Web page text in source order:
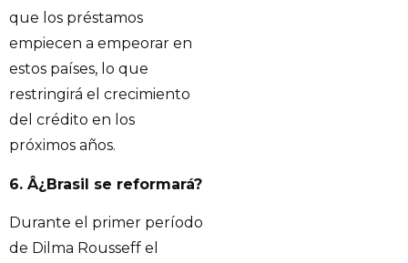
que los préstamos
empiecen a empeorar en
estos países, lo que
restringirá el crecimiento
del crédito en los
próximos años.
6. Â¿Brasil se reformará?
Durante el primer período
de Dilma Rousseff el